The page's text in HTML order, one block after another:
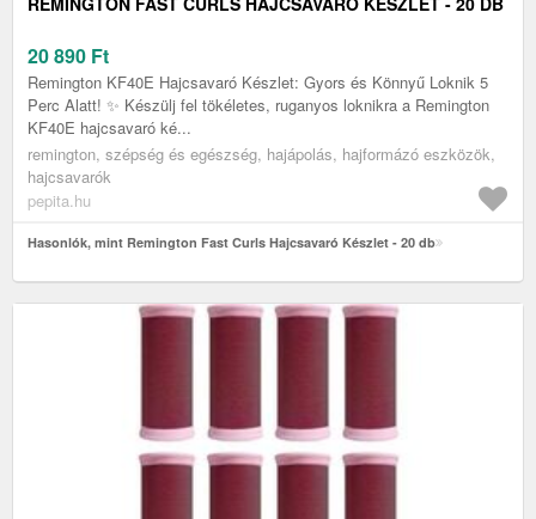
20 890 Ft
Remington KF40E Hajcsavaró Készlet: Gyors és Könnyű Loknik 5
Perc Alatt! ✨ Készülj fel tökéletes, ruganyos loknikra a Remington
KF40E hajcsavaró ké...
remington, szépség és egészség, hajápolás, hajformázó eszközök,
hajcsavarók
pepita.hu
Hasonlók, mint Remington Fast Curls Hajcsavaró Készlet - 20 db